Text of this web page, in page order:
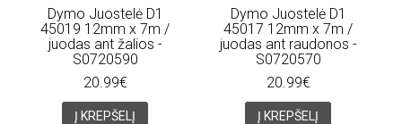
Dymo Juostelė D1
45019 12mm x 7m /
juodas ant žalios -
S0720590
20.99€
Į KREPŠELĮ
Dymo Juostelė D1
45017 12mm x 7m /
juodas ant raudonos -
S0720570
20.99€
Į KREPŠELĮ